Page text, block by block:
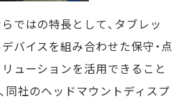
ではの特長として、タブレッ
バイスを組み合わせた保守・点
ューションを活用できること
同社のヘッドマウントディスプ